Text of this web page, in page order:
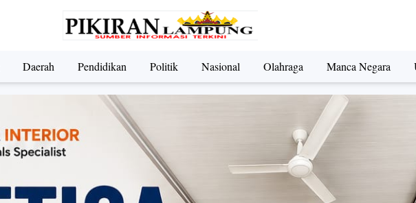
Daerah Pendidikan Politik Nasional Olahraga Manca Negara
Nasional Olahraga Politik UMKM & Pariwisata Manca